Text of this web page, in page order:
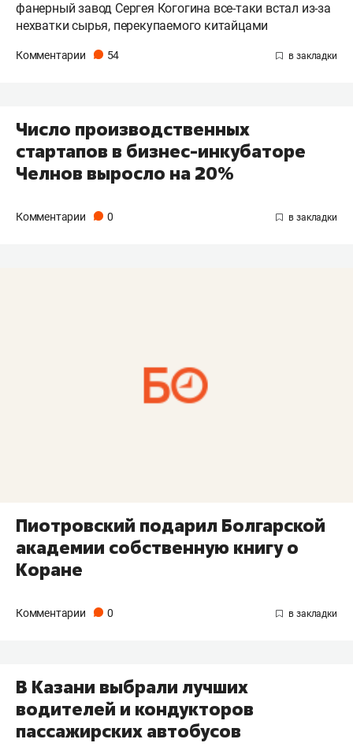
фанерный завод Сергея Когогина все-таки встал из-за
нехватки сырья, перекупаемого китайцами
Комментарии 54
Число производственных
стартапов в бизнес-инкубаторе
Челнов выросло на 20%
Комментарии 0
Пиотровский подарил Болгарской
академии собственную книгу о
Коране
Комментарии 0
В Казани выбрали лучших
водителей и кондукторов
пассажирских автобусов